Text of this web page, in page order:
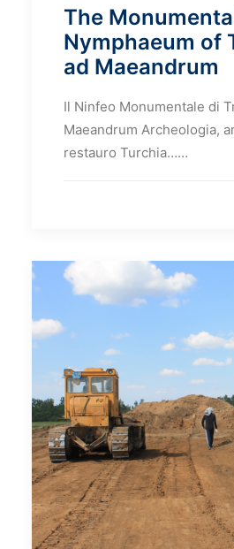
The
Nymphaeum of
ad Maeandrum
Il Ninfeo Monumentale di
Maeandrum Archeologia,
restauro Turchia……